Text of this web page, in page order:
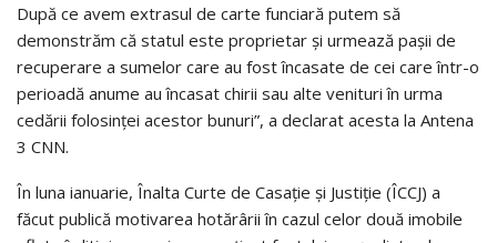
După ce avem extrasul de carte funciară putem să
demonstrăm că statul este proprietar și urmează pașii de
recuperare a sumelor care au fost încasate de cei care într-o
perioadă anume au încasat chirii sau alte venituri în urma
cedării folosinței acestor bunuri”, a declarat acesta la Antena
3 CNN.
În luna ianuarie, Înalta Curte de Casație și Justiție (ÎCCJ) a
făcut publică motivarea hotărârii în cazul celor două imobile